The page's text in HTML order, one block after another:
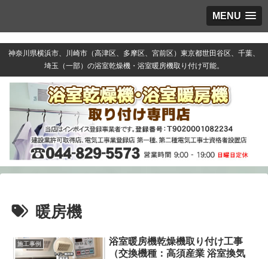
MENU
神奈川県横浜市、川崎市（高津区、多摩区、宮前区）東京都世田谷区、千葉、
埼玉（一部）の浴室乾燥機・浴室暖房機取り付け可能。
暖房機
施工事例
浴室暖房機乾燥機取り付け工事
（交換機種：高須産業 浴室換気